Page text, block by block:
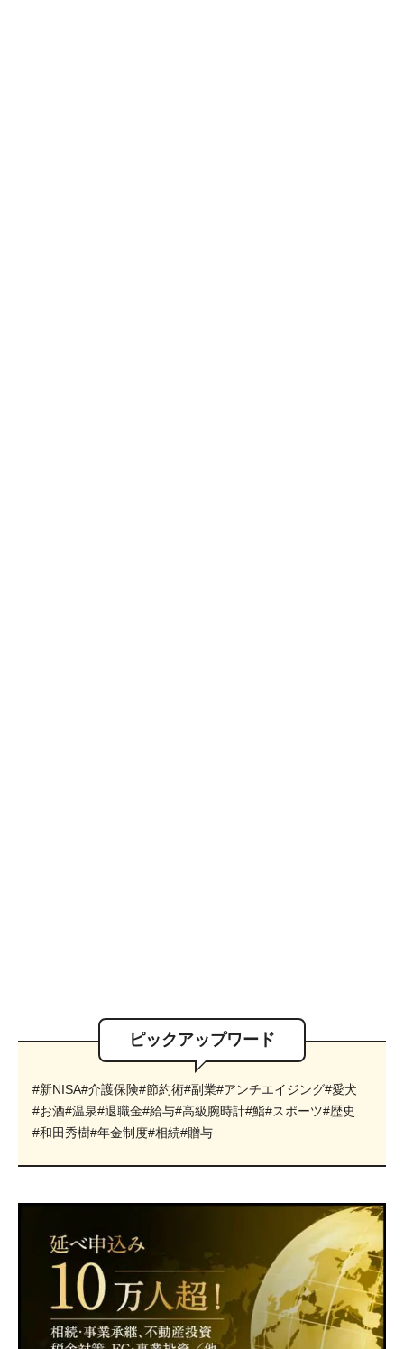
ピックアップワード
#新NISA#介護保険#節約術#副業#アンチエイジング#愛犬
#お酒#温泉#退職金#給与#高級腕時計#鮨#スポーツ#歴史
#和田秀樹#年金制度#相続#贈与